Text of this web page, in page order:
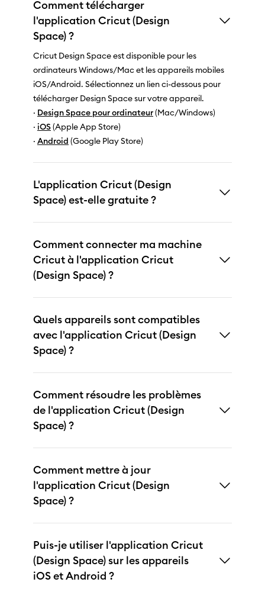
Comment télécharger
l'application Cricut (Design
Space) ?
Cricut Design Space est disponible pour les
ordinateurs Windows/Mac et les appareils mobiles
iOS/Android. Sélectionnez un lien ci-dessous pour
télécharger Design Space sur votre appareil.
· Design Space pour ordinateur(Mac/Windows)
· iOS(Apple App Store)
· Android (Google Play Store)
L'application Cricut (Design
Space) est-elle gratuite ?
Comment connecter ma machine
Cricut à l'application Cricut
(Design Space) ?
Quels appareils sont compatibles
avec l'application Cricut (Design
Space) ?
Comment résoudre les problèmes
de l'application Cricut (Design
Space) ?
Comment mettre à jour
l'application Cricut (Design
Space) ?
Puis-je utiliser l'application Cricut
(Design Space) sur les appareils
iOS et Android ?